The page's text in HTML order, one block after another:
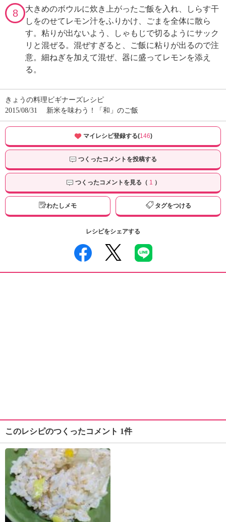
8
大きめのボウルに炊き上がったご飯を入れ、しらす干
しをのせてレモン汁をふりかけ、ごまを全体に散ら
す。粘りが出ないよう、しゃもじで切るようにサック
リと混ぜる。混ぜすぎると、ご飯に粘りが出るので注
意。細ねぎを加えて混ぜ、器に盛ってレモンを添え
る。
きょうの料理ビギナーズレシピ
2015/08/31
新米を味わう！「和」のご飯
マイレシピ登録する(146)
つくったコメントを投稿する
つくったコメントを見る（ 1 ）
わたしメモ タグをつける
レシピをシェアする
このレシピのつくったコメント 1件